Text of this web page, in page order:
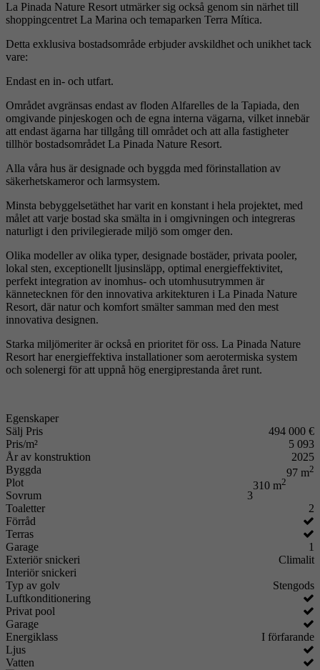
La Pinada Nature Resort utmärker sig också genom sin närhet till
shoppingcentret La Marina och temaparken Terra Mítica.
Detta exklusiva bostadsområde erbjuder avskildhet och unikhet tack
vare:
Endast en in- och utfart.
Området avgränsas endast av floden Alfarelles de la Tapiada, den
omgivande pinjeskogen och de egna interna vägarna, vilket innebär
att endast ägarna har tillgång till området och att alla fastigheter
tillhör bostadsområdet La Pinada Nature Resort.
Alla våra hus är designade och byggda med förinstallation av
säkerhetskameror och larmsystem.
Minsta bebyggelsetäthet har varit en konstant i hela projektet, med
målet att varje bostad ska smälta in i omgivningen och integreras
naturligt i den privilegierade miljö som omger den.
Olika modeller av olika typer, designade bostäder, privata pooler,
lokal sten, exceptionellt ljusinsläpp, optimal energieffektivitet,
perfekt integration av inomhus- och utomhusutrymmen är
kännetecknen för den innovativa arkitekturen i La Pinada Nature
Resort, där natur och komfort smälter samman med den mest
innovativa designen.
Starka miljömeriter är också en prioritet för oss. La Pinada Nature
Resort har energieffektiva installationer som aerotermiska system
och solenergi för att uppnå hög energiprestanda året runt.
Egenskaper
Sälj Pris
494 000 €
Pris/m²
5 093
År av konstruktion
2025
Byggda
97 m2
Plot 310 m2
Sovrum
3
Toaletter
2
Förråd
Terras
Garage
1
Exteriör snickeri
Climalit
Interiör snickeri
Typ av golv
Stengods
Luftkonditionering
Privat pool
Garage
Energiklass
I förfarande
Ljus
Vatten